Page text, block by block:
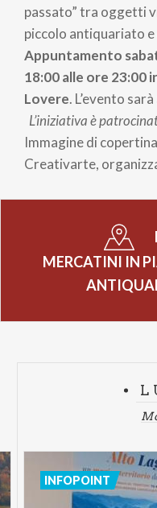
passato” tra oggetti
piccolo antiquariato
Appuntamento
18:00 alle ore 23:00
Lovere. L’evento
L’iniziativa è
Immagine di
Creativarte,
MERCATINI IN
INFOPOINT